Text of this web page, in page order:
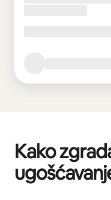
Kako